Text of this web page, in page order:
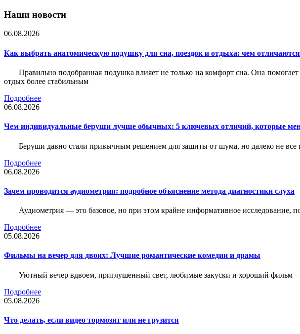
Наши новости
06.08.2026
Как выбрать анатомическую подушку для сна, поездок и отдыха: чем
Правильно подобранная подушка влияет не только на комфорт сна. Она
отдых более стабильным
Подробнее
06.08.2026
Чем индивидуальные беруши лучше обычных: 5 ключевых отличий, которые
Беруши давно стали привычным решением для защиты от шума, но далеко не
Подробнее
06.08.2026
Зачем проводится аудиометрия: подробное объяснение метода диагностики слуха
Аудиометрия — это базовое, но при этом крайне информативное исследование,
Подробнее
05.08.2026
Фильмы на вечер для двоих: Лучшие романтические комедии и драмы
Уютный вечер вдвоем, приглушенный свет, любимые закуски и хороший фильм
Подробнее
05.08.2026
Что делать, если видео тормозит или не грузится